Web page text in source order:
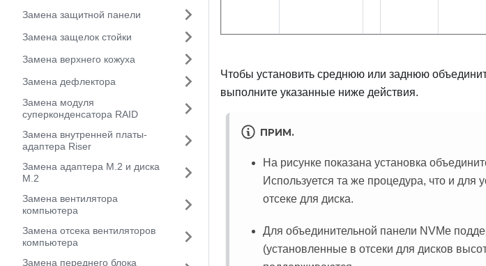
Замена защитной панели
Замена защелок стойки
Замена верхнего кожуха
Замена дефлектора
Замена модуля
суперконденсатора RAID
Замена внутренней платы-
адаптера Riser
Замена адаптера M.2 и диска
M.2
Замена вентилятора
компьютера
Замена отсека вентиляторов
компьютера
Замена переднего блока
Чтобы установить среднюю или заднюю
выполните указанные ниже действия.
ПРИМ.
На рисунке показана установка
Используется та же процедура, что и для
отсеке для диска.
Для объединительной панели NVMe
(установленные в отсеки для дисков